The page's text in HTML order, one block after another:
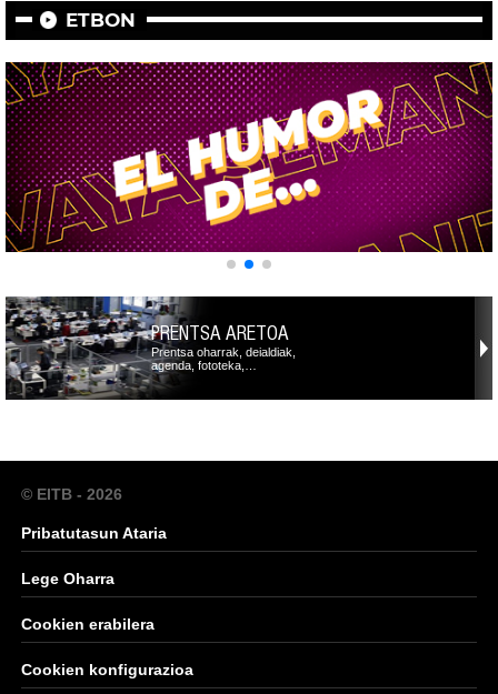
ETBON
PRENTSA ARETOA
Prentsa oharrak, deialdiak,
agenda, fototeka,…
© EITB - 2026
Pribatutasun Ataria
Lege Oharra
Cookien erabilera
Cookien konfigurazioa